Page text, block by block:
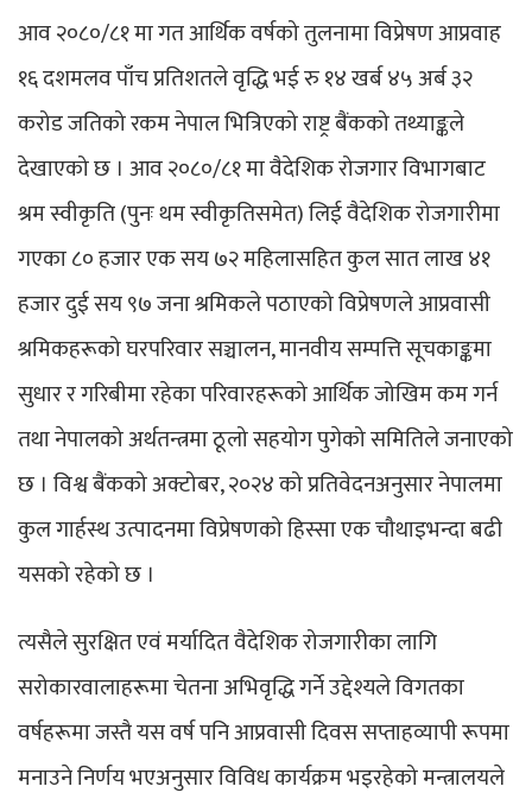
आव २०८०/८१ मा गत आर्थिक वर्षको तुलनामा विप्रेषण आप्रवाह
१६ दशमलव पाँच प्रतिशतले वृद्धि भई रु १४ खर्ब ४५ अर्ब ३२
करोड जतिको रकम नेपाल भित्रिएको राष्ट्र बैंकको तथ्याङ्कले
देखाएको छ । आव २०८०/८१ मा वैदेशिक रोजगार विभागबाट
श्रम स्वीकृति (पुनः थम स्वीकृतिसमेत) लिई वैदेशिक रोजगारीमा
गएका ८० हजार एक सय ७२ महिलासहित कुल सात लाख ४१
हजार दुई सय ९७ जना श्रमिकले पठाएको विप्रेषणले आप्रवासी
श्रमिकहरूको घरपरिवार सञ्चालन, मानवीय सम्पत्ति सूचकाङ्कमा
सुधार र गरिबीमा रहेका परिवारहरूको आर्थिक जोखिम कम गर्न
तथा नेपालको अर्थतन्त्रमा ठूलो सहयोग पुगेको समितिले जनाएको
छ । विश्व बैंकको अक्टोबर, २०२४ को प्रतिवेदनअनुसार नेपालमा
कुल गार्हस्थ उत्पादनमा विप्रेषणको हिस्सा एक चौथाइभन्दा बढी
यसको रहेको छ ।
त्यसैले सुरक्षित एवं मर्यादित वैदेशिक रोजगारीका लागि
सरोकारवालाहरूमा चेतना अभिवृद्धि गर्ने उद्देश्यले विगतका
वर्षहरूमा जस्तै यस वर्ष पनि आप्रवासी दिवस सप्ताहव्यापी रूपमा
मनाउने निर्णय भएअनुसार विविध कार्यक्रम भइरहेको मन्त्रालयले